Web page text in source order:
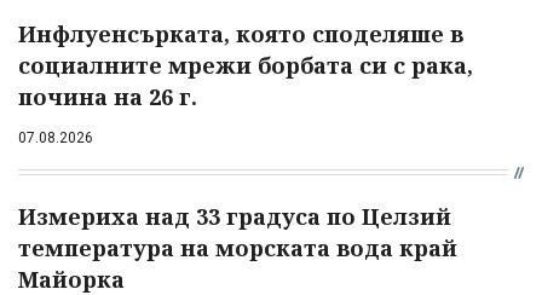
Инфлуенсърката, която споделяше в
социалните мрежи борбата си с рака,
почина на 26 г.
07.08.2026
Измериха над 33 градуса по Целзий
температура на морската вода край
Майорка